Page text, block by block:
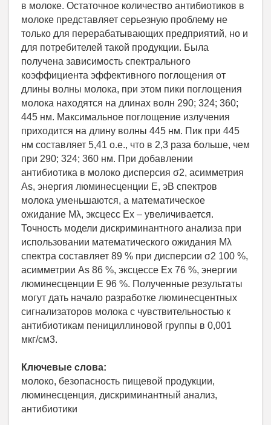
в молоке. Остаточное количество антибиотиков в
молоке представляет серьезную проблему не
только для перерабатывающих предприятий, но и
для потребителей такой продукции. Была
получена зависимость спектрального
коэффициента эффективного поглощения от
длины волны молока, при этом пики поглощения
молока находятся на длинах волн 290; 324; 360;
445 нм. Максимальное поглощение излучения
приходится на длину волны 445 нм. Пик при 445
нм составляет 5,41 о.е., что в 2,3 раза больше, чем
при 290; 324; 360 нм. При добавлении
антибиотика в молоко дисперсия σ2, асимметрия
As, энергия люминесценции E, эВ спектров
молока уменьшаются, а математическое
ожидание Mλ, эксцесс Ex – увеличивается.
Точность модели дискриминантного анализа при
использовании математического ожидания Mλ
спектра составляет 89 % при дисперсии σ2 100 %,
асимметрии As 86 %, эксцессе Ex 76 %, энергии
люминесценции E 96 %. Полученные результаты
могут дать начало разработке люминесцентных
сигнализаторов молока с чувствительностью к
антибиотикам пенициллиновой группы в 0,001
мкг/см3.
Ключевые слова:
молоко, безопасность пищевой продукции,
люминесценция, дискриминантный анализ,
антибиотики